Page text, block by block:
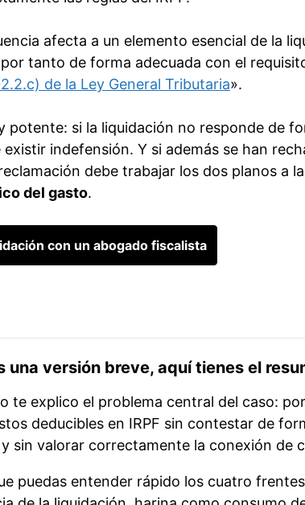
afecta a un elemento esencial de la
tanto de forma adecuada con el
de la Ley General Tributaria».
potente: si la liquidación no responde de
existir indefensión. Y si además se han
debe trabajar los dos planos a
del gasto.
con un abogado fiscalista
una versión breve, aquí tienes el
te explico el problema central del caso:
deducibles en IRPF sin contestar de
sin valorar correctamente la conexión de
puedas entender rápido los cuatro